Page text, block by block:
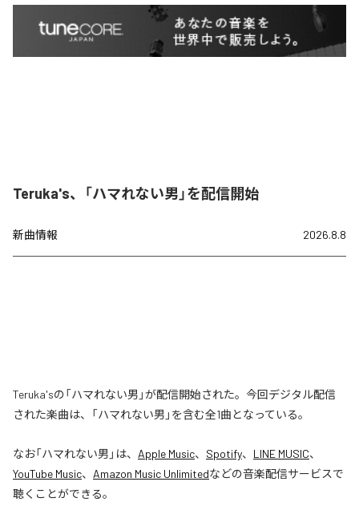
Teruka's、「ハマれない男」を配信開始
新曲情報 2026.8.8
Teruka'sの「ハマれない男」が配信開始された。今回デジタル配信
された楽曲は、「ハマれない男」を含む全1曲となっている。
なお「ハマれない男 」は、 Apple Music、 Spotify、 LINE MUSIC、
YouTube Music、 Amazon Music Unlimitedなどの音楽配信サービスで
聴くことができる。